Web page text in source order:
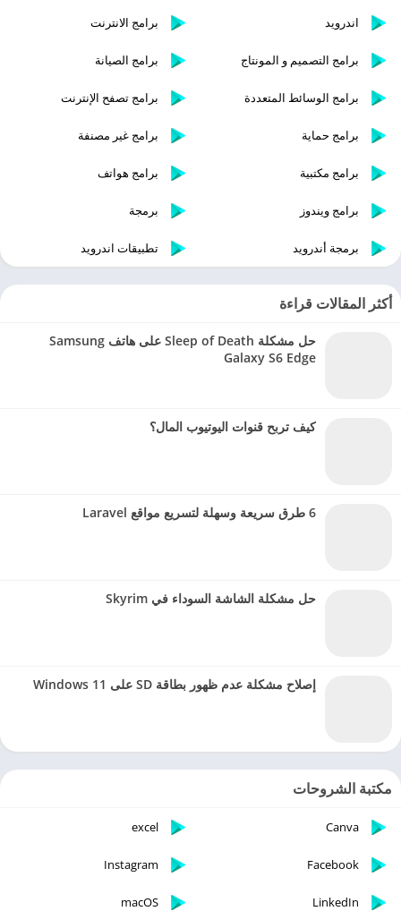
اندرويد برامج الانترنت
برامج التصميم و المونتاج برامج الصيانة
برامج الوسائط المتعددة برامج تصفح الإنترنت
برامج حماية برامج غير مصنفة
برامج مكتبية برامج هواتف
برامج ويندوز برمجة
برمجة أندرويد تطبيقات اندرويد
أكثر المقالات قراءة
حل مشكلة Sleep of Death على هاتف Samsung
Galaxy S6 Edge
كيف تربح قنوات اليوتيوب المال؟
6 طرق سريعة وسهلة لتسريع مواقع Laravel
حل مشكلة الشاشة السوداء في Skyrim
إصلاح مشكلة عدم ظهور بطاقة SD على Windows 11
مكتبة الشروحات
Canva
excel
Facebook
Instagram
LinkedIn
macOS